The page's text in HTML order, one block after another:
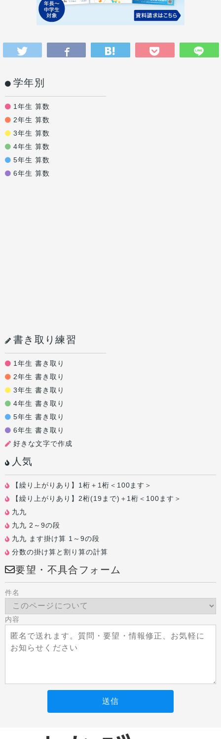
学年別
1年生 算数
2年生 算数
3年生 算数
4年生 算数
5年生 算数
6年生 算数
書き取り練習
1年生 書き取り
2年生 書き取り
3年生 書き取り
4年生 書き取り
5年生 書き取り
6年生 書き取り
好きな文字で作成
人気
【繰り上がりあり】1桁＋1桁＜100ます＞
【繰り上がりあり】2桁(19まで)＋1桁＜100ます＞
九九
九九 2～9の段
九九 ます掛け算 1～9の段
分数の掛け算と割り算の計算
要望・不具合フォーム
件名
内容
送信